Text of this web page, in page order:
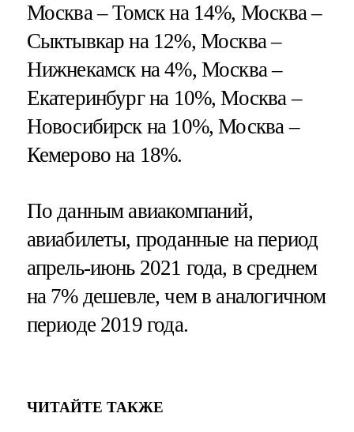
Москва – Томск на 14%, Москва –
Сыктывкар на 12%, Москва –
Нижнекамск на 4%, Москва –
Екатеринбург на 10%, Москва –
Новосибирск на 10%, Москва –
Кемерово на 18%.
По данным авиакомпаний,
авиабилеты, проданные на период
апрель-июнь 2021 года, в среднем
на 7% дешевле, чем в аналогичном
периоде 2019 года.
ЧИТАЙТЕ ТАКЖЕ